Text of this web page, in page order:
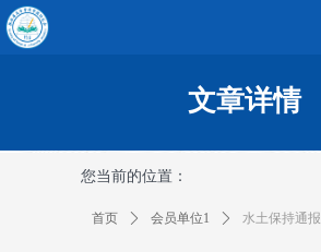
您当前的位置：
首页 ꄲ 会员单位1 ꄲ 水土保持通报
文章详情